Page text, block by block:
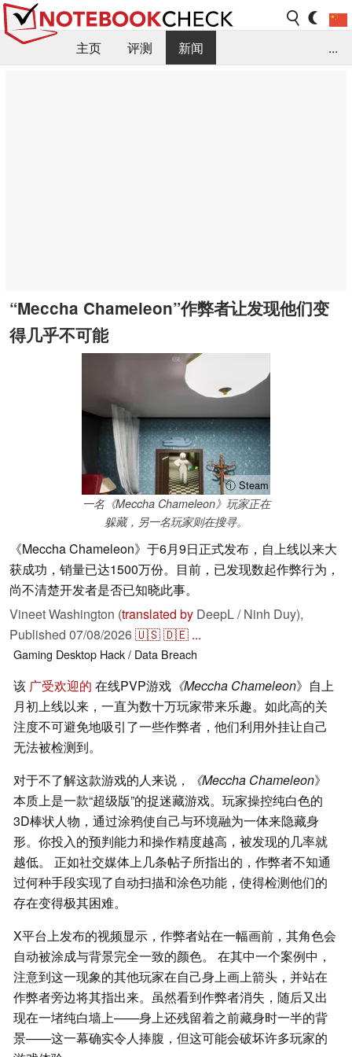
主页 评测
新闻
...
“Meccha Chameleon”作弊者让发现他们变
得几乎不可能
ⓘ Steam
一名《Meccha Chameleon》玩家正在
躲藏，另一名玩家则在搜寻。
《Meccha Chameleon》于6月9日正式发布，自上线以来大
获成功，销量已达1500万份。目前，已发现数起作弊行为，
尚不清楚开发者是否已知晓此事。
Vineet Washington (translated by DeepL / Ninh Duy),
Published 07/08/2026🇺🇸🇩🇪 ...
Gaming Desktop Hack / Data Breach
该 广受欢迎的 在线PVP游戏 《Meccha Chameleon》自上
月初上线以来，一直为数十万玩家带来乐趣。如此高的关
注度不可避免地吸引了一些作弊者，他们利用外挂让自己
无法被检测到。
对于不了解这款游戏的人来说，
《Meccha Chameleon》
本质上是一款“超级版”的捉迷藏游戏。玩家操控纯白色的
3D棒状人物，通过涂鸦使自己与环境融为一体来隐藏身
形。你投入的预判能力和操作精度越高，被发现的几率就
越低。 正如社交媒体上几条帖子所指出的，作弊者不知通
过何种手段实现了自动扫描和涂色功能，使得检测他们的
存在变得极其困难。
X平台上发布的视频显示，作弊者站在一幅画前，其角色会
自动被涂成与背景完全一致的颜色。 在其中一个案例中，
注意到这一现象的其他玩家在自己身上画上箭头，并站在
作弊者旁边将其指出来。虽然看到作弊者消失，随后又出
现在一堵纯白墙上——身上还残留着之前藏身时一半的背
景——这一幕确实令人捧腹，但这可能会破坏许多玩家的